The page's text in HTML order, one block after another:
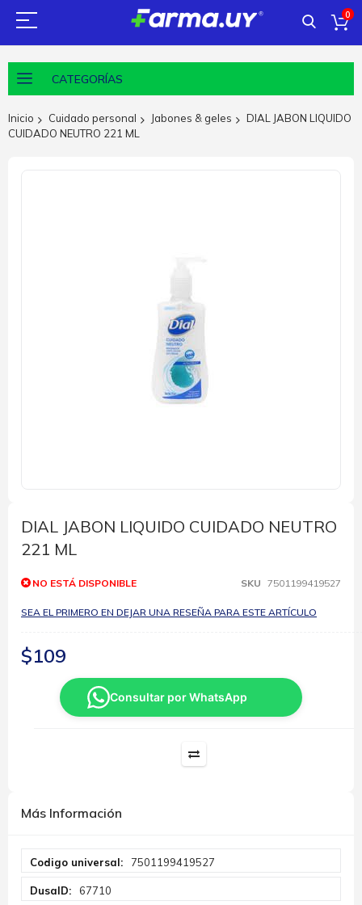
0
CATEGORÍAS
Inicio Cuidado personal Jabones & geles
DIAL JABON LIQUIDO
CUIDADO NEUTRO 221 ML
comienzo
de
la
de
imágenes
DIAL JABON LIQUIDO CUIDADO NEUTRO
221 ML
NO ESTÁ DISPONIBLE SKU 7501199419527
SEA EL PRIMERO EN DEJAR UNA RESEÑA PARA ESTE ARTÍCULO
$109
Consultar por WhatsApp
Más Información
Información
7501199419527
67710